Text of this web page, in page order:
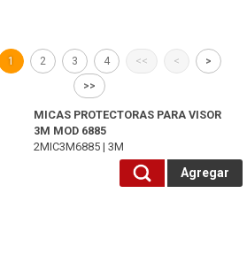
1 2 3 4 << <
>
>>
MICAS PROTECTORAS PARA VISOR
3M MOD 6885
2MIC3M6885 | 3M
Agregar